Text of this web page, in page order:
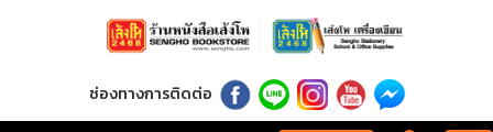
ช่องทางการติดต่อ